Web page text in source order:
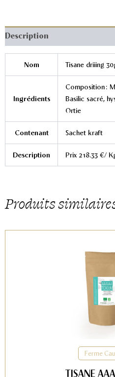
Description
Nom Tisane driiing
Ingrédients
Composition :
Basilic sacré,
Ortie
Contenant Sachet kraft
Description Prix 218.33 €/
Produits
Ferme
TISANE